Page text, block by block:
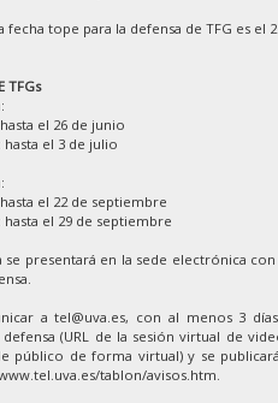
fecha tope para la defensa de TFG es el
TFGs
el 26 de junio
hasta el 3 de julio
el 22 de septiembre
hasta el 29 de septiembre
se presentará en la sede electrónica
a tel@uva.es, con al menos 3
(URL de la sesión virtual de
público de forma virtual) y se
tablon/avisos.htm.